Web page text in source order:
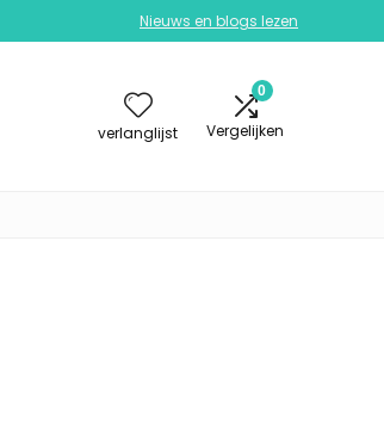
Nieuws en blogs lezen
verlanglijst
0
Vergelijken